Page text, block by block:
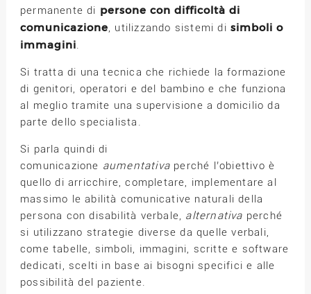
permanente di persone con difficoltà di
comunicazione, utilizzando sistemi di simboli o
immagini.
Si tratta di una tecnica che richiede la formazione
di genitori, operatori e del bambino e che funziona
al meglio tramite una supervisione a domicilio da
parte dello specialista.
Si parla quindi di
comunicazione aumentativaperché l’obiettivo è
quello di arricchire, completare, implementare al
massimo le abilità comunicative naturali della
persona con disabilità verbale, alternativa perché
si utilizzano strategie diverse da quelle verbali,
come tabelle, simboli, immagini, scritte e software
dedicati, scelti in base ai bisogni specifici e alle
possibilità del paziente.